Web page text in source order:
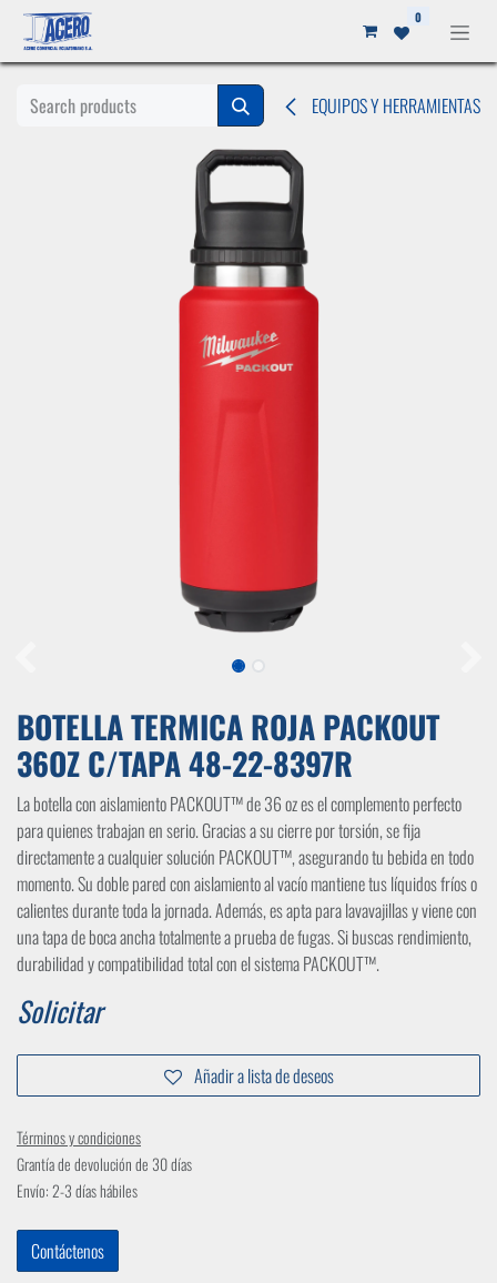
Ir al contenido 0
EQUIPOS Y HERRAMIENTAS
BOTELLA TERMICA ROJA PACKOUT
36OZ C/TAPA 48-22-8397R
La botella con aislamiento PACKOUT™ de 36 oz es el complemento perfecto
para quienes trabajan en serio. Gracias a su cierre por torsión, se fija
directamente a cualquier solución PACKOUT™, asegurando tu bebida en todo
momento. Su doble pared con aislamiento al vacío mantiene tus líquidos fríos o
calientes durante toda la jornada. Además, es apta para lavavajillas y viene con
una tapa de boca ancha totalmente a prueba de fugas. Si buscas rendimiento,
durabilidad y compatibilidad total con el sistema PACKOUT™.
Solicitar
Añadir a lista de deseos
Términos y condiciones
Grantía de devolución de 30 días
Envío: 2-3 días hábiles
Contáctenos